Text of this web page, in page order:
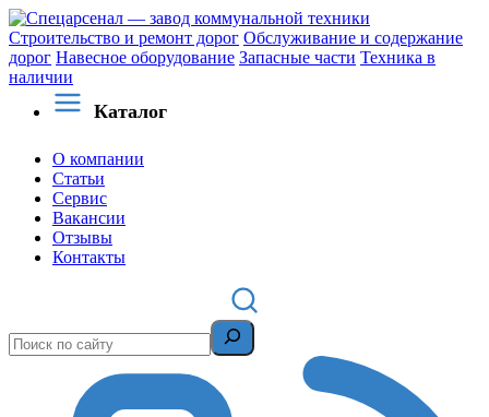
Строительство и ремонт дорог Обслуживание и содержание
дорог Навесное оборудование Запасные части Техника в
наличии
Каталог
О компании
Статьи
Сервис
Вакансии
Отзывы
Контакты